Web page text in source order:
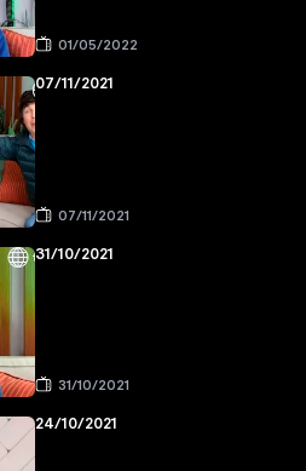
01/05/2022
07/11/2021
07/11/2021
31/10/2021
31/10/2021
24/10/2021